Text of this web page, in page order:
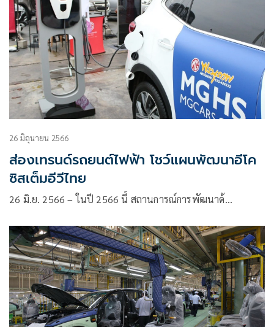
26 มิถุนายน 2566
ส่องเทรนด์รถยนต์ไฟฟ้า โชว์แผนพัฒนาอีโค
ซิสเต็มอีวีไทย
26 มิ.ย. 2566 – ในปี 2566 นี้ สถานการณ์การพัฒนาด้…